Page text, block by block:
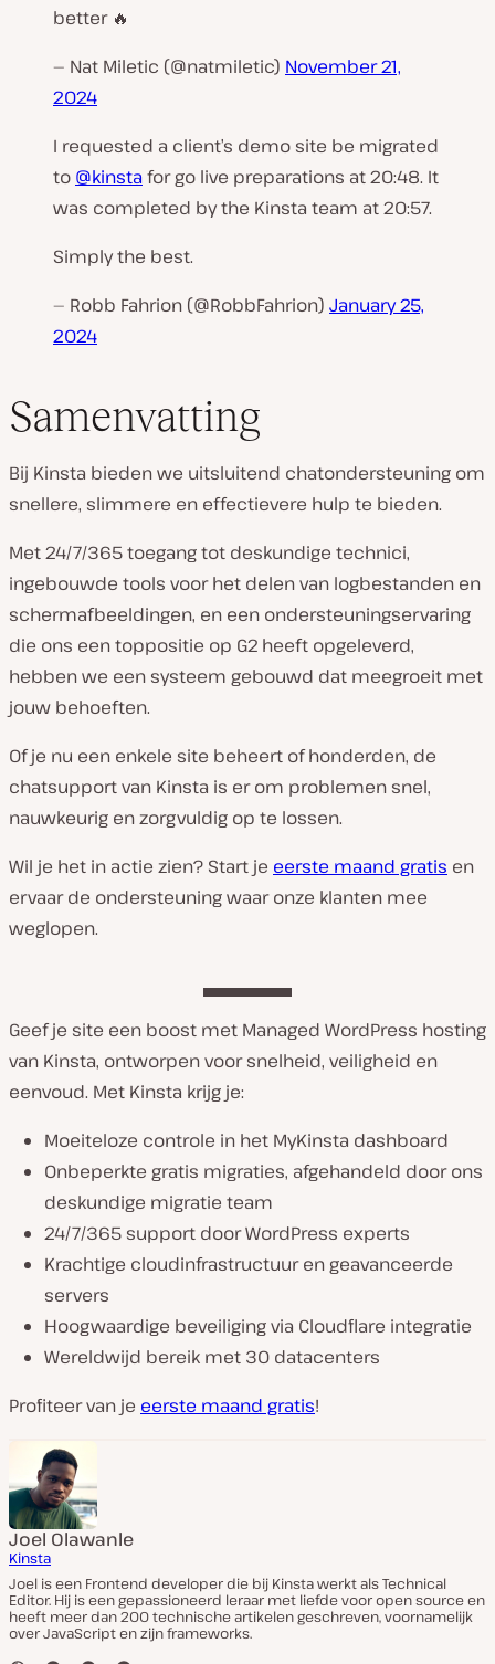
better 🔥
— Nat Miletic (@natmiletic) November 21,
2024
I requested a client’s demo site be migrated
to @kinstafor go live preparations at 20:48. It
was completed by the Kinsta team at 20:57.
Simply the best.
— Robb Fahrion (@RobbFahrion) January 25,
2024
Samenvatting
Bij Kinsta bieden we uitsluitend chatondersteuning om
snellere, slimmere en effectievere hulp te bieden.
Met 24/7/365 toegang tot deskundige technici,
ingebouwde tools voor het delen van logbestanden en
schermafbeeldingen, en een ondersteuningservaring
die ons een toppositie op G2 heeft opgeleverd,
hebben we een systeem gebouwd dat meegroeit met
jouw behoeften.
Of je nu een enkele site beheert of honderden, de
chatsupport van Kinsta is er om problemen snel,
nauwkeurig en zorgvuldig op te lossen.
Wil je het in actie zien? Start je eerste maand gratis en
ervaar de ondersteuning waar onze klanten mee
weglopen.
Geef je site een boost met Managed WordPress hosting
van Kinsta, ontworpen voor snelheid, veiligheid en
eenvoud. Met Kinsta krijg je:
Moeiteloze controle in het MyKinsta dashboard
Onbeperkte gratis migraties, afgehandeld door ons
deskundige migratie team
24/7/365 support door WordPress experts
Krachtige cloudinfrastructuur en geavanceerde
servers
Hoogwaardige beveiliging via Cloudflare integratie
Wereldwijd bereik met 30 datacenters
Profiteer van je eerste maand gratis!
Joel Olawanle
Kinsta
Joel is een Frontend developer die bij Kinsta werkt als Technical
Editor. Hij is een gepassioneerd leraar met liefde voor open source en
heeft meer dan 200 technische artikelen geschreven, voornamelijk
over JavaScript en zijn frameworks.